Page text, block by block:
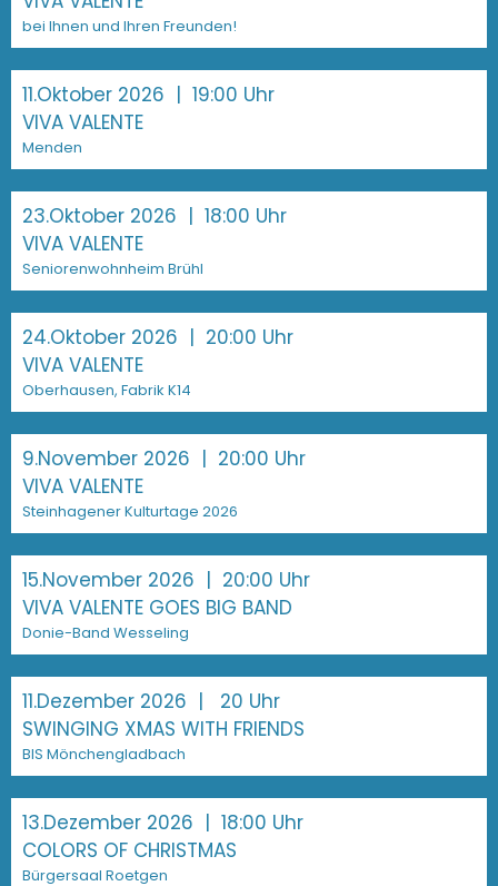
bei Ihnen und Ihren Freunden!
11.Oktober 2026 | 19:00 Uhr
VIVA VALENTE
Menden
23.Oktober 2026 | 18:00 Uhr
VIVA VALENTE
Seniorenwohnheim Brühl
24.Oktober 2026 | 20:00 Uhr
VIVA VALENTE
Oberhausen, Fabrik K14
9.November 2026 | 20:00 Uhr
VIVA VALENTE
Steinhagener Kulturtage 2026
15.November 2026 | 20:00 Uhr
VIVA VALENTE GOES BIG BAND
Donie-Band Wesseling
11.Dezember 2026 | 20 Uhr
SWINGING XMAS WITH FRIENDS
BIS Mönchengladbach
13.Dezember 2026 | 18:00 Uhr
COLORS OF CHRISTMAS
Bürgersaal Roetgen